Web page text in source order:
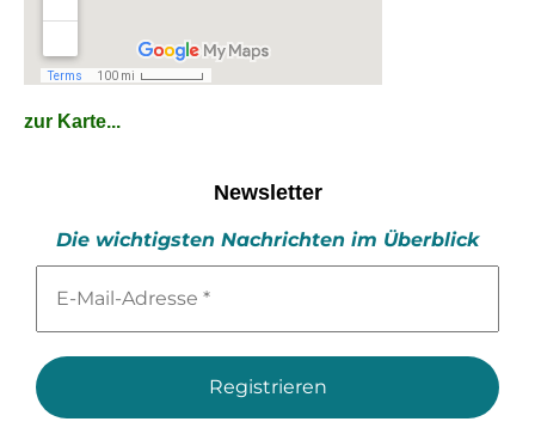
zur Karte...
Newsletter
Die wichtigsten Nachrichten im Überblick
Mail-
*